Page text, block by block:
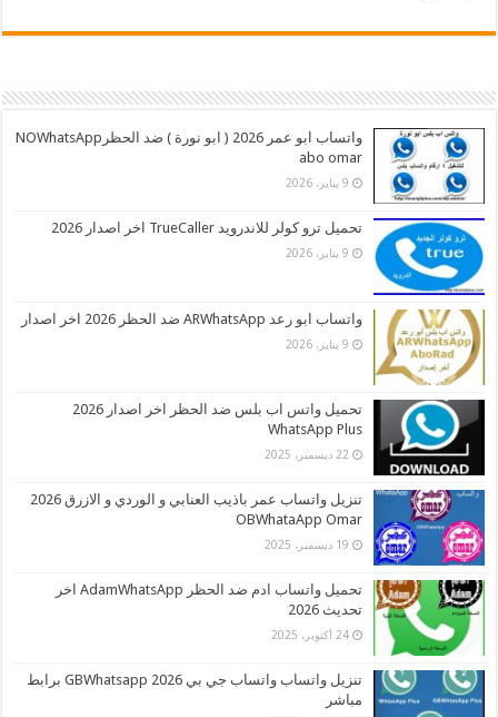
واتساب ابو عمر 2026 ( ابو نورة ) ضد الحظرNOWhatsApp
abo omar
9 يناير، 2026
تحميل ترو كولر للاندرويد TrueCaller اخر اصدار 2026
9 يناير، 2026
واتساب ابو رعد ARWhatsApp ضد الحظر 2026 اخر اصدار
9 يناير، 2026
تحميل واتس اب بلس ضد الحظر اخر اصدار 2026
WhatsApp Plus
22 ديسمبر، 2025
تنزيل واتساب عمر باذيب العنابي و الوردي و الازرق 2026
OBWhataApp Omar
19 ديسمبر، 2025
تحميل واتساب ادم ضد الحظر AdamWhatsApp اخر
تحديث 2026
24 أكتوبر، 2025
تنزيل واتساب واتساب جي بي 2026 GBWhatsapp برابط
مباشر